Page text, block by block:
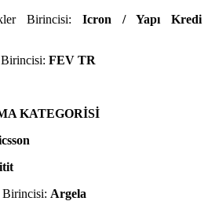
Birincisi: Icron / Yapı Kredi
FEV TR
KATEGORİSİ
Birincisi: Argela